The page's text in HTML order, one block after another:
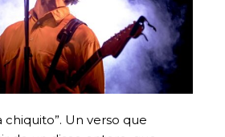
chiquito”. Un verso que